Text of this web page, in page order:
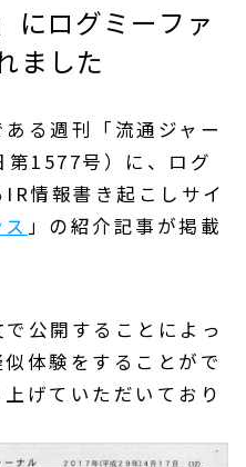
にログミーファ
ました
る週刊「流通ジャー
1577号）に、ログ
情報書き起こしサイ
」の紹介記事が掲載
公開することによっ
体験をすることがで
げていただいており